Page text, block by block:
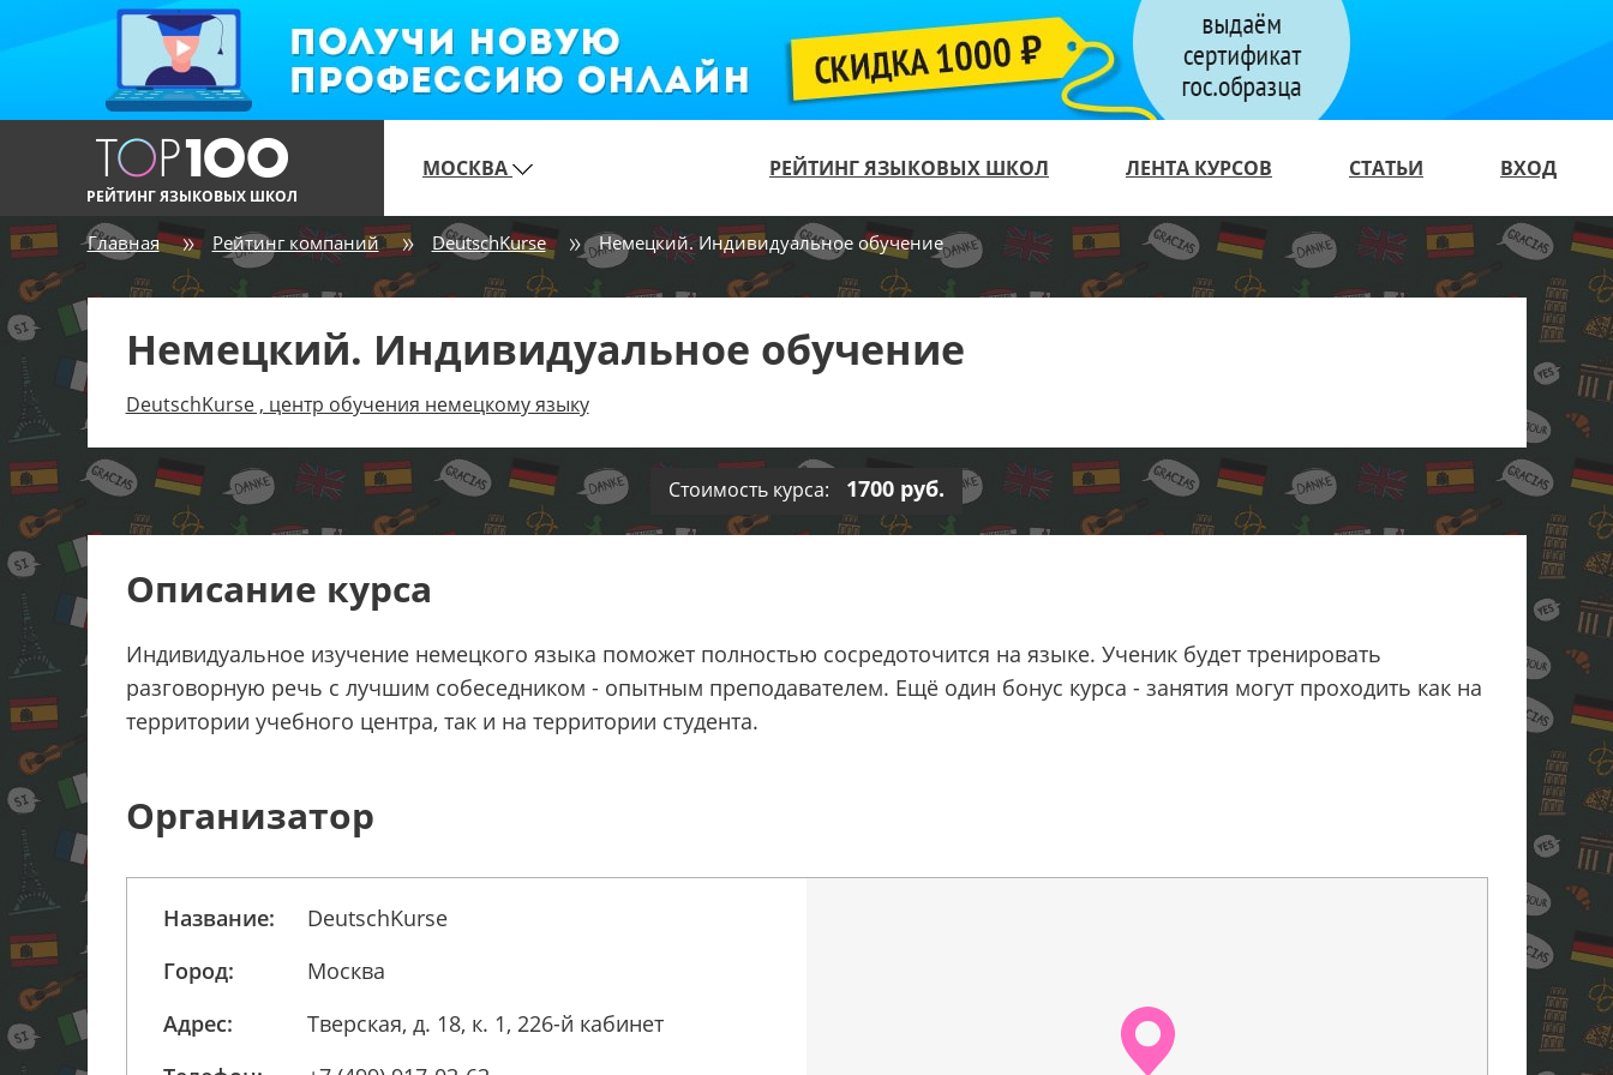
РЕЙТИНГ ЯЗЫКОВЫХ ШКОЛ
МОСКВА РЕЙТИНГ ЯЗЫКОВЫХ ШКОЛ ЛЕНТА КУРСОВ СТАТЬИ ВХОД
Главная Рейтинг компаний DeutschKurse Немецкий. Индивидуальное обучение
Немецкий. Индивидуальное обучение
DeutschKurse , центр обучения немецкому языку
Стоимость курса: 1700 руб.
Описание курса
Индивидуальное изучение немецкого языка поможет полностью сосредоточится на языке. Ученик будет тренировать
разговорную речь с лучшим собеседником - опытным преподавателем. Ещё один бонус курса - занятия могут проходить как на
территории учебного центра, так и на территории студента.
Организатор
Название:
DeutschKurse
Город:
Москва
Адрес:
Тверская, д. 18, к. 1, 226-й кабинет